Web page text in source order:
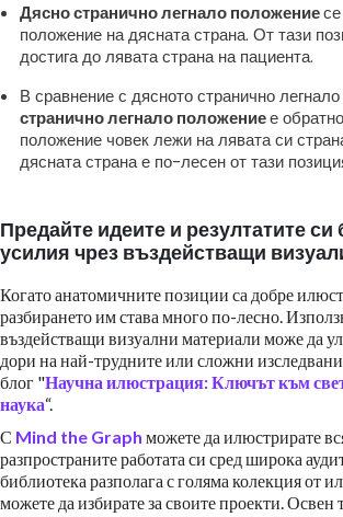
Дясно странично легнало положение
положение на дясната страна. От тази
достига до лявата страна на пациента.
В сравнение с дясното странично
странично легнало положениее
положение човек лежи на лявата си
дясната страна е по-лесен от тази
Предайте идеите и резултатите си
усилия чрез въздействащи
Когато анатомичните позиции са добре
разбирането им става много по-лесно.
въздействащи визуални материали може да
дори на най-трудните или сложни
блог "Научна илюстрация: Ключът към
наука“.
С Mind the Graph можете да илюстрирате
разпространите работата си сред широка
библиотека разполага с голяма колекция от
можете да избирате за своите проекти. Освен